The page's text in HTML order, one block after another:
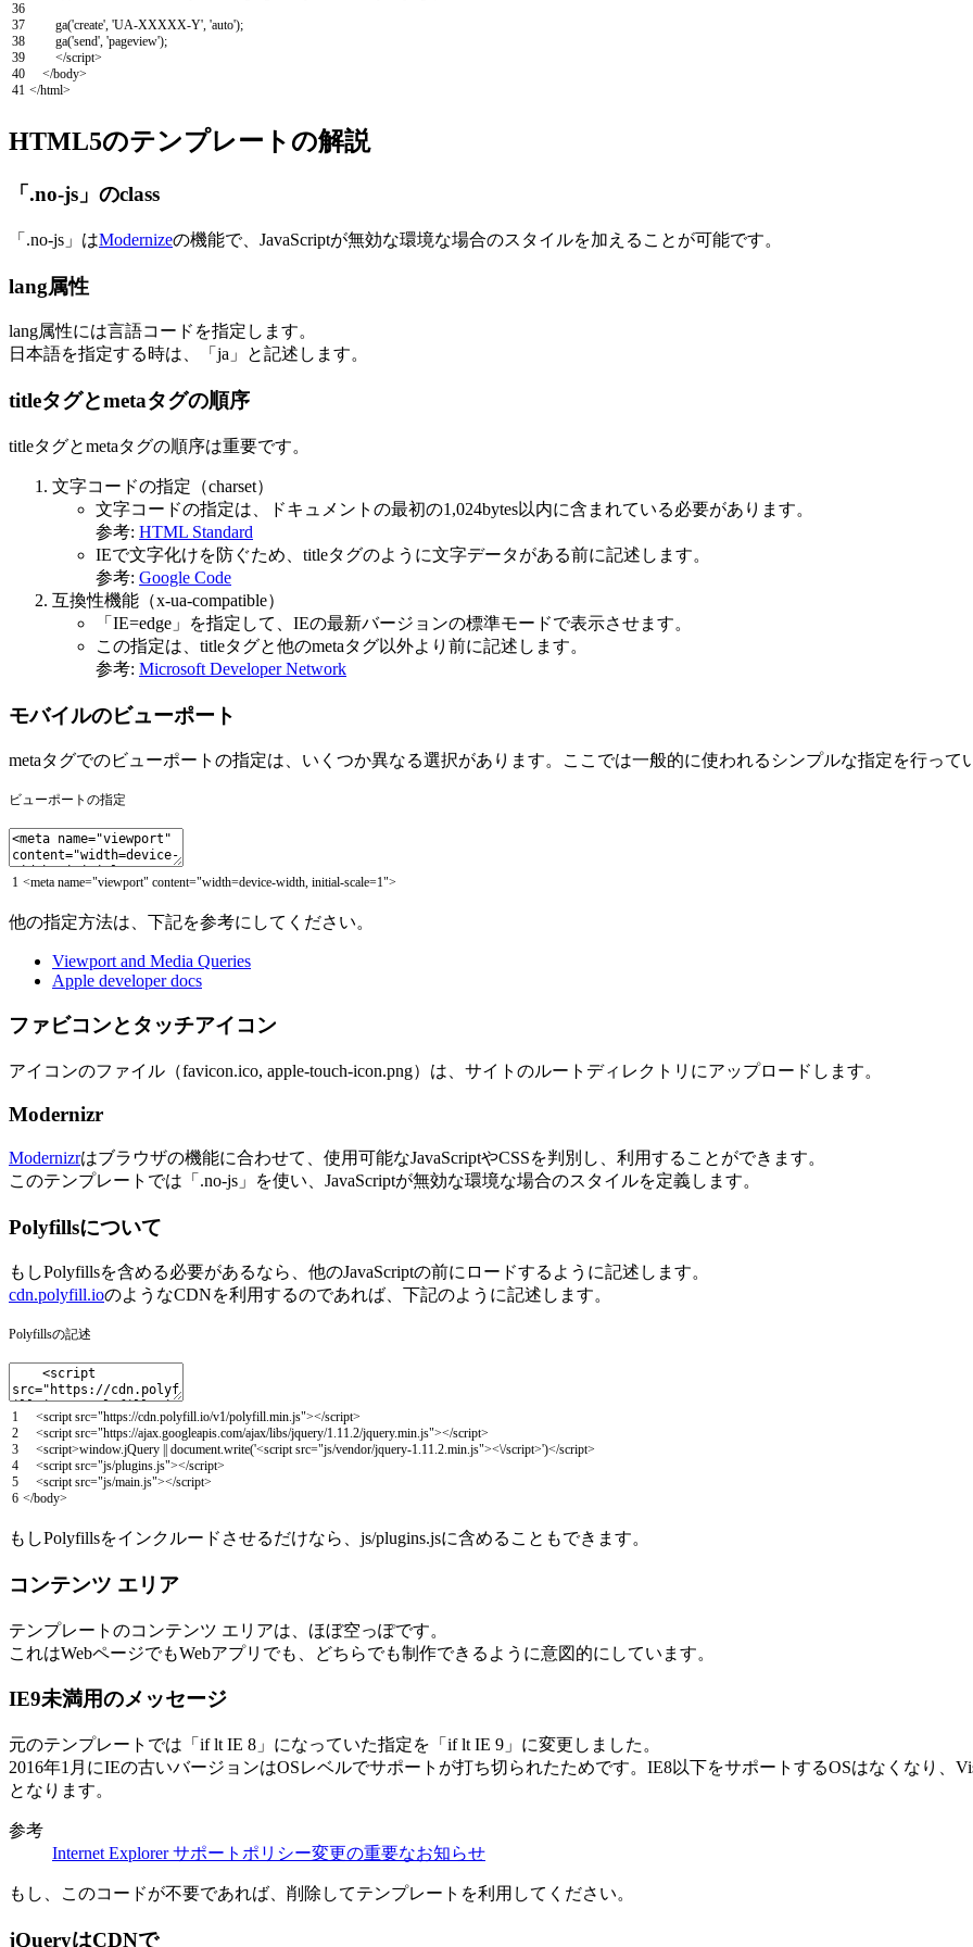
36
37
38
39
40
41
ga('create', 'UA-XXXXX-Y', 'auto');
ga('send', 'pageview');
</script>
</body>
</html>
HTML5のテンプレートの解説
「.no-js」のclass
「.no-js」はModernizeの機能で、JavaScriptが無効な環境な場合のスタイルを加えることが可能です。
lang属性
lang属性には言語コードを指定します。
日本語を指定する時は、「ja」と記述します。
titleタグとmetaタグの順序
titleタグとmetaタグの順序は重要です。
文字コードの指定（charset）
文字コードの指定は、ドキュメントの最初の1,024bytes以内に含まれている必要があります。
参考: HTML Standard
IEで文字化けを防ぐため、titleタグのように文字データがある前に記述します。
参考: Google Code
互換性機能（x-ua-compatible）
「IE=edge」を指定して、IEの最新バージョンの標準モードで表示させます。
この指定は、titleタグと他のmetaタグ以外より前に記述します。
参考: Microsoft Developer Network
モバイルのビューポート
metaタグでのビューポートの指定は、いくつか異なる選択があります。ここでは一般的に使われるシンプルな指定を行って
ビューポートの指定
1 <meta name="viewport" content="width=device-width, initial-scale=1">
他の指定方法は、下記を参考にしてください。
Viewport and Media Queries
Apple developer docs
ファビコンとタッチアイコン
アイコンのファイル（favicon.ico, apple-touch-icon.png）は、サイトのルートディレクトリにアップロードします。
Modernizr
Modernizrはブラウザの機能に合わせて、使用可能なJavaScriptやCSSを判別し、利用することができます。
このテンプレートでは「.no-js」を使い、JavaScriptが無効な環境な場合のスタイルを定義します。
Polyfillsについて
もしPolyfillsを含める必要があるなら、他のJavaScriptの前にロードするように記述します。
cdn.polyfill.ioのようなCDNを利用するのであれば、下記のように記述します。
Polyfillsの記述
1
2
3
4
5
6
<scriptsrc="https://cdn.polyfill.io/v1/polyfill.min.js"></script>
<scriptsrc="https://ajax.googleapis.com/ajax/libs/jquery/1.11.2/jquery.min.js"></script>
<script>window.jQuery document.write('<script src="js/vendor/jquery-1.11.2.min.js"><\/script>')</script>
<scriptsrc="js/plugins.js"></script>
<scriptsrc="js/main.js"></script>
</body>
もしPolyfillsをインクルードさせるだけなら、js/plugins.jsに含めることもできます。
コンテンツ エリア
テンプレートのコンテンツ エリアは、ほぼ空っぽです。
これはWebページでもWebアプリでも、どちらでも制作できるように意図的にしています。
IE9未満用のメッセージ
元のテンプレートでは「if lt IE 8」になっていた指定を「if lt IE 9」に変更しました。
2016年1月にIEの古いバージョンはOSレベルでサポートが打ち切られたためです。IE8以下をサポートするOSはなくなり、
となります。
参考
Internet Explorer サポートポリシー変更の重要なお知らせ
もし、このコードが不要であれば、削除してテンプレートを利用してください。
jQueryはCDNで